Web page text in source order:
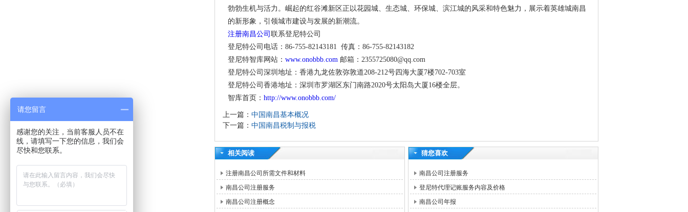
勃勃生机与活力。崛起的红谷滩新区正以花园城、生态城、环保城、滨江城的风采和特色魅力，展示着英雄城南昌
的新形象，引领城市建设与发展的新潮流。
注册南昌公司 联系登尼特公司
登尼特公司电话：86-755-82143181 传真：86-755-82143182
登尼特智库网站： www.onobbb.com 邮箱：2355725080@qq.com
登尼特公司深圳地址：香港九龙佐敦弥敦道208-212号四海大厦7楼702-703室
登尼特公司香港地址：深圳市罗湖区东门南路2020号太阳岛大厦16楼全层。
智库首页： http://www.onobbb.com/
上一篇： 中国南昌基本概况
下一篇： 中国南昌税制与报税
相关阅读
注册南昌公司所需文件和材料
南昌公司注册服务
南昌公司注册概念
猜您喜欢
南昌公司注册服务
登尼特代理记账服务内容及价格
南昌公司年报
请您留言
感谢您的关注，当前客服人员不在
线，请填写一下您的信息，我们会
尽快和您联系。